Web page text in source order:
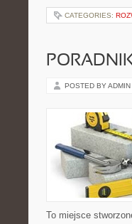
CATEGORIES:
POSTED BY ADMIN
To miejsce